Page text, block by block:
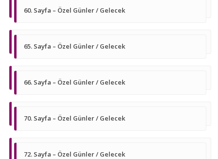
60. Sayfa – Özel Günler / Gelecek
65. Sayfa – Özel Günler / Gelecek
66. Sayfa – Özel Günler / Gelecek
70. Sayfa – Özel Günler / Gelecek
72. Sayfa – Özel Günler / Gelecek